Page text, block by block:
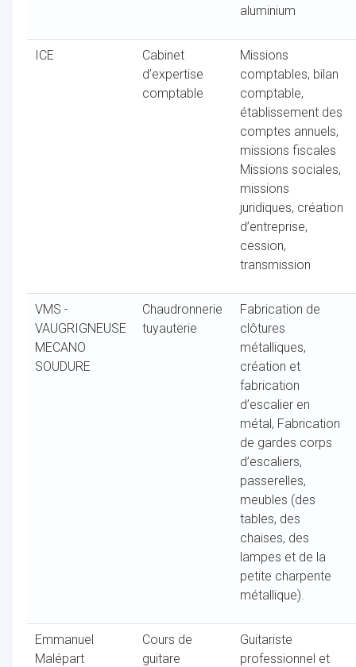
aluminium
ICE
Cabinet
d’expertise
comptable
Missions
comptables, bilan
comptable,
établissement des
comptes annuels,
missions fiscales
Missions sociales,
missions
juridiques, création
d’entreprise,
cession,
transmission
VMS -
VAUGRIGNEUSE
MECANO
SOUDURE
Chaudronnerie
tuyauterie
Fabrication de
clôtures
métalliques,
création et
fabrication
d’escalier en
métal, Fabrication
de gardes corps
d’escaliers,
passerelles,
meubles (des
tables, des
chaises, des
lampes et de la
petite charpente
métallique).
Emmanuel
Malépart
Cours de
guitare
Guitariste
professionnel et